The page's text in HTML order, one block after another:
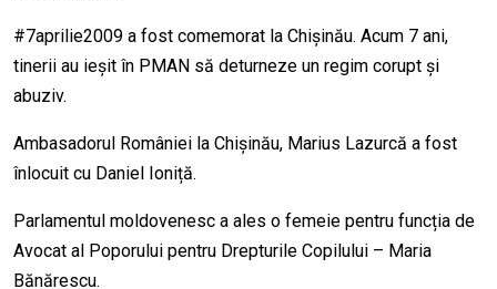
#7aprilie2009 a fost comemorat la Chișinău. Acum 7 ani,
tinerii au ieșit în PMAN să deturneze un regim corupt și
abuziv.
Ambasadorul României la Chișinău, Marius Lazurcă a fost
înlocuit cu Daniel Ioniță.
Parlamentul moldovenesc a ales o femeie pentru funcția de
Avocat al Poporului pentru Drepturile Copilului – Maria
Bănărescu.